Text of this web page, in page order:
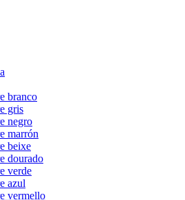
branco
gris
negro
marrón
beixe
dourado
verde
azul
vermello